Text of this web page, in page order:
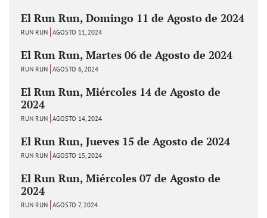
El Run Run, Domingo 11 de Agosto de 2024
RUN RUN AGOSTO 11, 2024
El Run Run, Martes 06 de Agosto de 2024
RUN RUN AGOSTO 6, 2024
El Run Run, Miércoles 14 de Agosto de
2024
RUN RUN AGOSTO 14, 2024
El Run Run, Jueves 15 de Agosto de 2024
RUN RUN AGOSTO 15, 2024
El Run Run, Miércoles 07 de Agosto de
2024
RUN RUN AGOSTO 7, 2024